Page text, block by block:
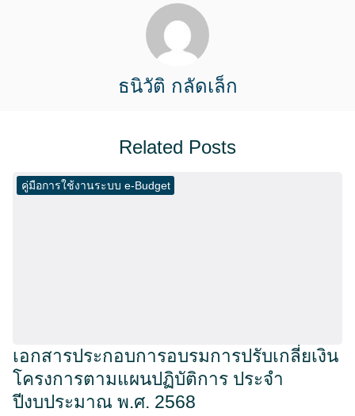
ธนิวัติ กลัดเล็ก
Related Posts
คู่มือการใช้งานระบบ e-Budget
เอกสารประกอบการอบรมการปรับเกลี่ยเงิน
โครงการตามแผนปฏิบัติการ ประจำ
ปีงบประมาณ พ.ศ. 2568